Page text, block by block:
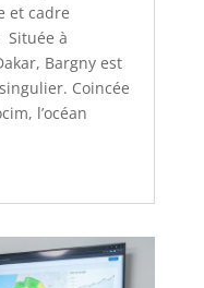
et cadre
à
Bargny est
Coincée
l’océan